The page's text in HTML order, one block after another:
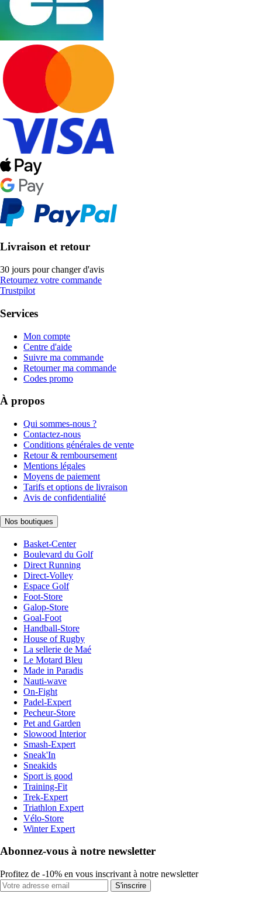
Livraison et retour
30 jours pour changer d'avis
Retournez votre commande
Trustpilot
Services
Mon compte
Centre d'aide
Suivre ma commande
Retourner ma commande
Codes promo
À propos
Qui sommes-nous ?
Contactez-nous
Conditions générales de vente
Retour & remboursement
Mentions légales
Moyens de paiement
Tarifs et options de livraison
Avis de confidentialité
Nos boutiques
Basket-Center
Boulevard du Golf
Direct Running
Direct-Volley
Espace Golf
Foot-Store
Galop-Store
Goal-Foot
Handball-Store
House of Rugby
La sellerie de Maé
Le Motard Bleu
Made in Paradis
Nauti-wave
On-Fight
Padel-Expert
Pecheur-Store
Pet and Garden
Slowood Interior
Smash-Expert
Sneak'In
Sneakids
Sport is good
Training-Fit
Trek-Expert
Triathlon Expert
Vélo-Store
Winter Expert
Abonnez-vous à notre newsletter
Profitez de -10% en vous inscrivant à notre newsletter
S'inscrire